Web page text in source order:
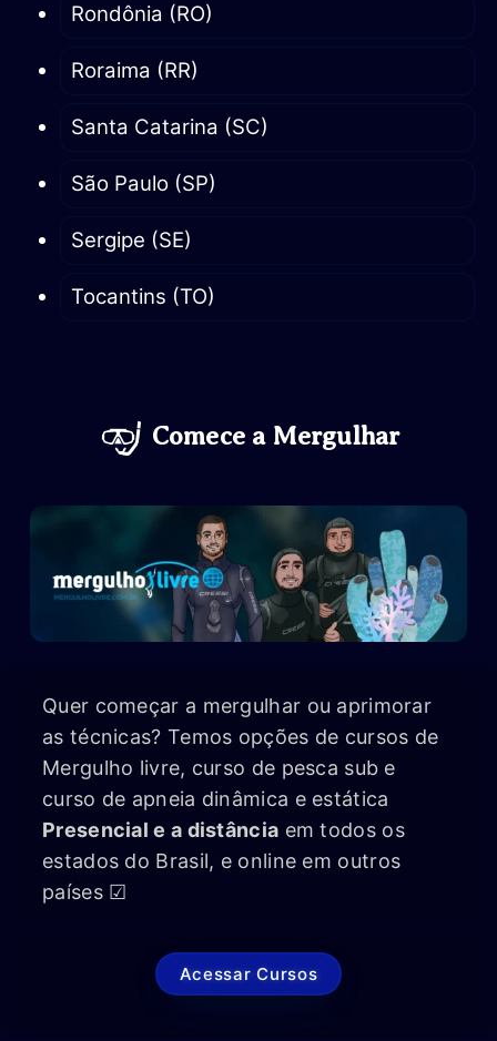
Rondônia (RO)
Roraima (RR)
Santa Catarina (SC)
São Paulo (SP)
Sergipe (SE)
Tocantins (TO)
Comece a Mergulhar
Quer começar a mergulhar ou aprimorar
as técnicas? Temos opções de cursos de
Mergulho livre, curso de pesca sub e
curso de apneia dinâmica e estática
Presencial e a distância em todos os
estados do Brasil, e online em outros
países ☑
Acessar Cursos